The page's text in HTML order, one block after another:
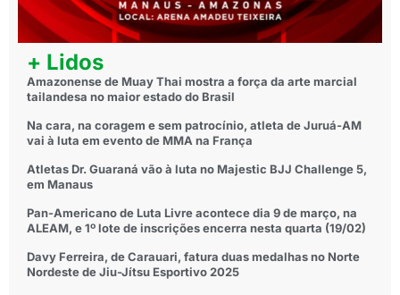
+ Lidos
Amazonense de Muay Thai mostra a força da arte marcial
tailandesa no maior estado do Brasil
Na cara, na coragem e sem patrocínio, atleta de Juruá-AM
vai à luta em evento de MMA na França
Atletas Dr. Guaraná vão à luta no Majestic BJJ Challenge 5,
em Manaus
Pan-Americano de Luta Livre acontece dia 9 de março, na
ALEAM, e 1º lote de inscrições encerra nesta quarta (19/02)
Davy Ferreira, de Carauari, fatura duas medalhas no Norte
Nordeste de Jiu-Jítsu Esportivo 2025